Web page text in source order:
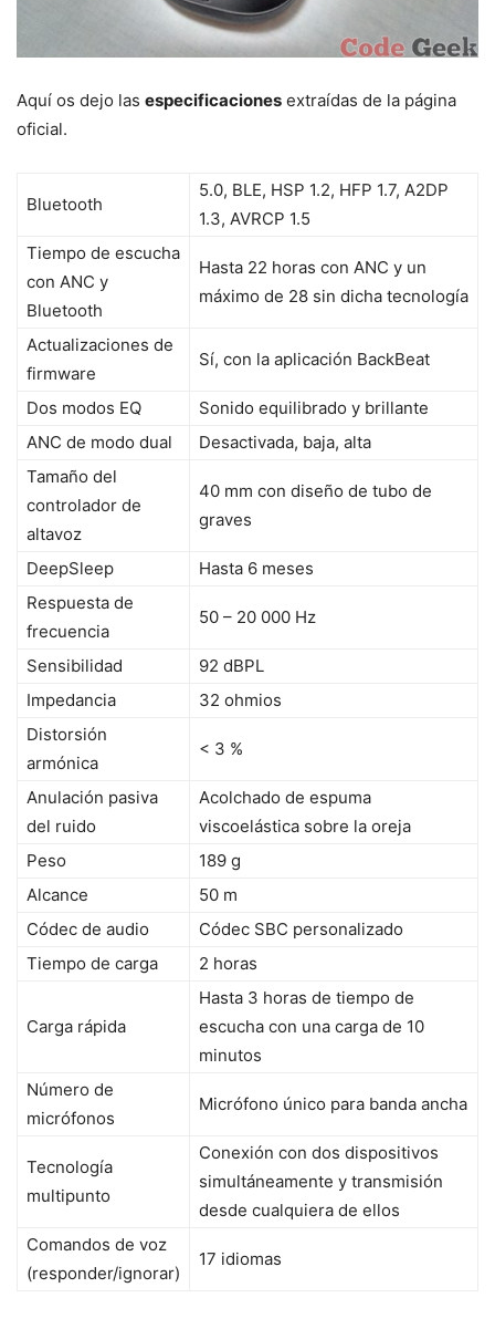
Aquí os dejo las especificaciones extraídas de la página
oficial.
Bluetooth
5.0, BLE, HSP 1.2, HFP 1.7, A2DP
1.3, AVRCP 1.5
Tiempo de escucha
con ANC y
Bluetooth
Hasta 22 horas con ANC y un
máximo de 28 sin dicha tecnología
Actualizaciones de
firmware
Sí, con la aplicación BackBeat
Dos modos EQ
Sonido equilibrado y brillante
ANC de modo dual
Desactivada, baja, alta
Tamaño del
controlador de
altavoz
40 mm con diseño de tubo de
graves
DeepSleep
Hasta 6 meses
Respuesta de
frecuencia
50 – 20 000 Hz
Sensibilidad
92 dBPL
Impedancia
32 ohmios
Distorsión
armónica
< 3 %
Anulación pasiva
del ruido
Acolchado de espuma
viscoelástica sobre la oreja
Peso
189 g
Alcance
50 m
Códec de audio
Códec SBC personalizado
Tiempo de carga
2 horas
Carga rápida
Hasta 3 horas de tiempo de
escucha con una carga de 10
minutos
Número de
micrófonos
Micrófono único para banda ancha
Tecnología
multipunto
Conexión con dos dispositivos
simultáneamente y transmisión
desde cualquiera de ellos
Comandos de voz
(responder/ignorar)
17 idiomas